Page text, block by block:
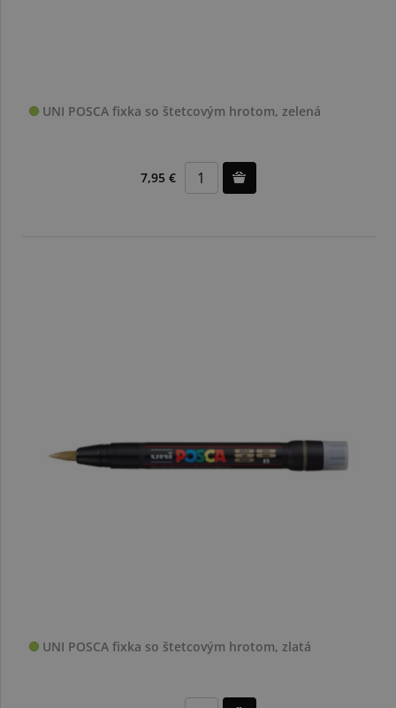
UNI POSCA fixka so štetcovým hrotom, zelená
7,95 €
UNI POSCA fixka so štetcovým hrotom, zlatá